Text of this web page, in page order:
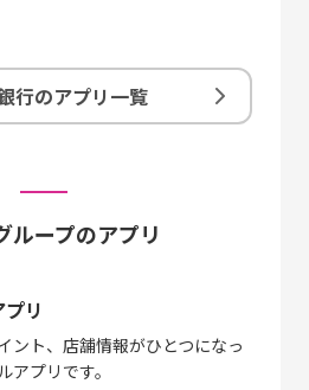
行のアプリ一覧
ループのアプリ
リ
ント、店舗情報がひとつになっ
アプリです。